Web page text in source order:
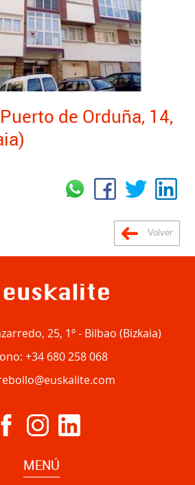
de Orduña, 14,
Volver
25, 1º- Bilbao (Bizkaia)
+34 680 258 068
MENÚ